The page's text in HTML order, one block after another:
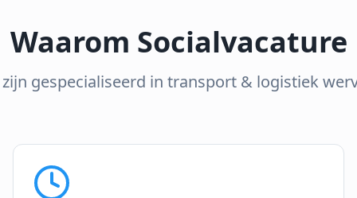
Waarom Socialvacature
gespecialiseerd in transport & logistiek